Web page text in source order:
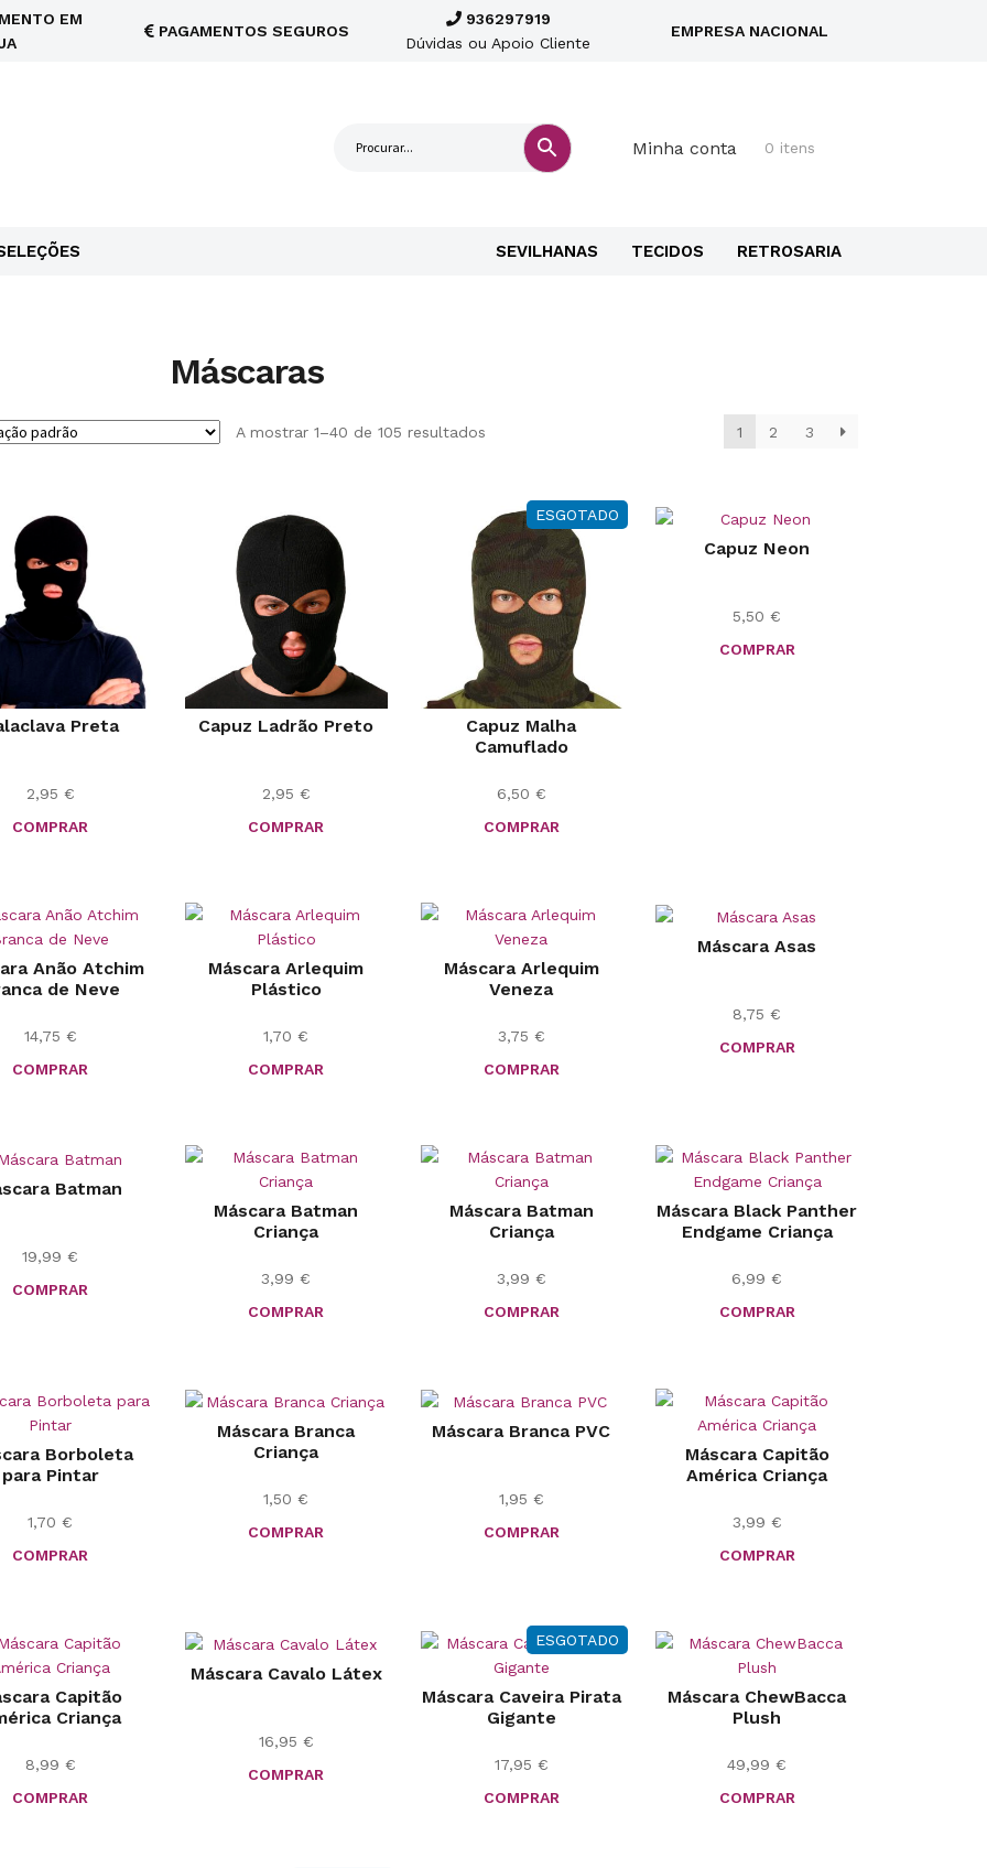
EM
PAGAMENTOS SEGUROS
936297919
Dúvidas ou Apoio Cliente
EMPRESA NACIONAL
Minha conta 0 itens
SEVILHANAS TECIDOS RETROSARIA
Máscaras
A mostrar 1–40 de 105 resultados 1 2 3
Preta
2,95 €
COMPRAR
Capuz Ladrão Preto
2,95 €
COMPRAR
ESGOTADO
Capuz Malha
Camuflado
6,50 €
COMPRAR
Capuz Neon
5,50€
COMPRAR
Anão Atchim
de Neve
14,75 €
COMPRAR
Máscara Arlequim
Plástico
1,70€
COMPRAR
Máscara Arlequim
Veneza
3,75 €
COMPRAR
Máscara Asas
8,75€
COMPRAR
Batman
19,99€
COMPRAR
Máscara Batman
Criança
3,99€
COMPRAR
Máscara Batman
Criança
3,99 €
COMPRAR
Máscara Black Panther
Endgame Criança
6,99€
COMPRAR
Borboleta
para Pintar
1,70€
COMPRAR
Máscara Branca
Criança
1,50€
COMPRAR
Máscara Branca PVC
1,95 €
COMPRAR
Máscara Capitão
América Criança
3,99 €
COMPRAR
Capitão
Criança
8,99 €
COMPRAR
Máscara Cavalo Látex
16,95 €
COMPRAR
ESGOTADO
Máscara Caveira Pirata
Gigante
17,95 €
COMPRAR
Máscara ChewBacca
Plush
49,99€
COMPRAR